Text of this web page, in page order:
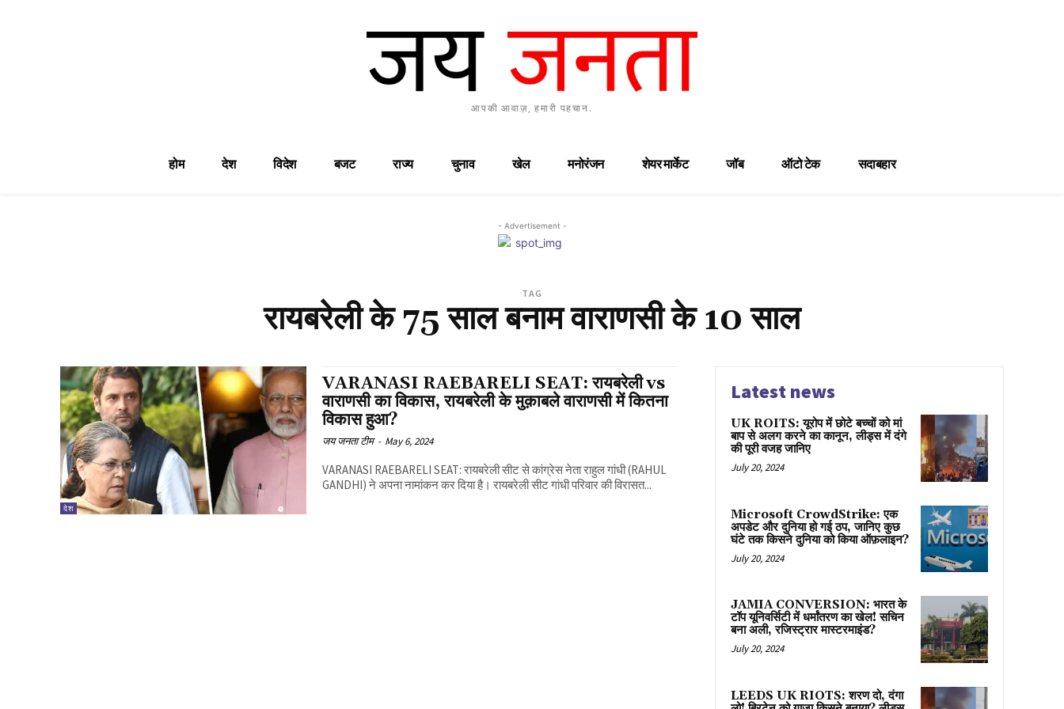
आपकी आवाज़, हमारी पहचान.
होम देश विदेश बजट राज्य चुनाव खेल मनोरंजन शेयर मार्केट जॉब ऑटो टेक सदाबहार
- Advertisement -
TAG
रायबरेली के 75 साल बनाम वाराणसी के 10 साल
देश
VARANASI RAEBARELI SEAT: रायबरेली vs
वाराणसी का विकास, रायबरेली के मुक़ाबले वाराणसी में कितना
विकास हुआ?
जय जनता टीम - May 6, 2024
VARANASI RAEBARELI SEAT: रायबरेली सीट से कांग्रेस नेता राहुल गांधी (RAHUL
GANDHI) ने अपना नामांकन कर दिया है। रायबरेली सीट गांधी परिवार की विरासत...
Latest news
UK ROITS: यूरोप में छोटे बच्चों को मां
बाप से अलग करने का कानून, लीड्स में दंगे
की पूरी वजह जानिए
July 20, 2024
Microsoft CrowdStrike: एक
अपडेट और दुनिया हो गई ठप, जानिए कुछ
घंटे तक किसने दुनिया को किया ऑफ़लाइन?
July 20, 2024
JAMIA CONVERSION: भारत के
टॉप यूनिवर्सिटी में धर्मांतरण का खेल! सचिन
बना अली, रजिस्ट्रार मास्टरमाइंड?
July 20, 2024
LEEDS UK RIOTS: शरण दो, दंगा